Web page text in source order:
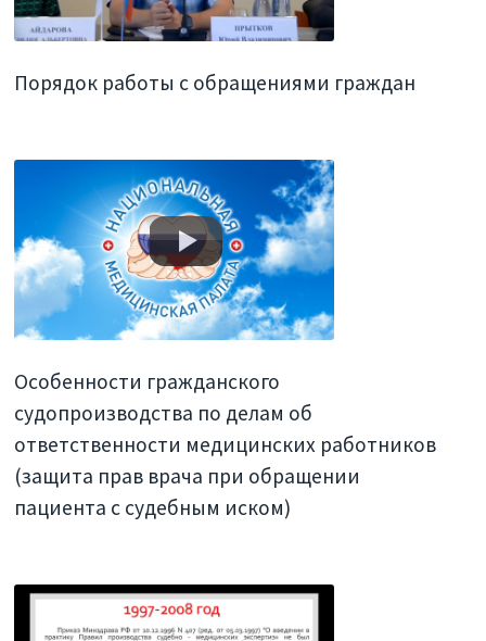
Порядок работы с обращениями граждан
Особенности гражданского
судопроизводства по делам об
ответственности медицинских работников
(защита прав врача при обращении
пациента с судебным иском)